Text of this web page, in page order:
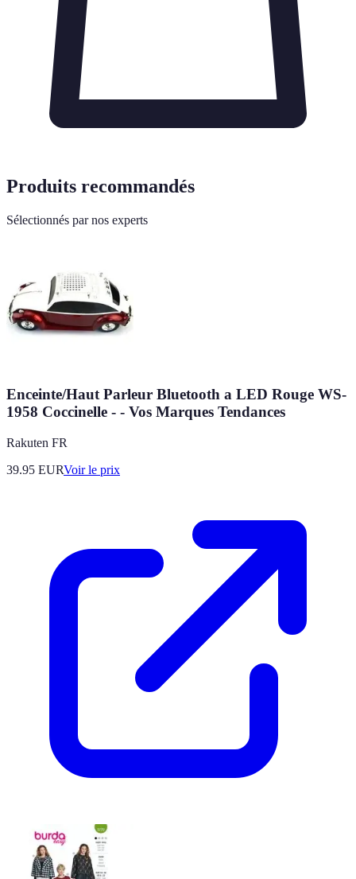
Produits recommandés
Sélectionnés par nos experts
Enceinte/Haut Parleur Bluetooth a LED Rouge WS-
1958 Coccinelle - - Vos Marques Tendances
Rakuten FR
39.95 EURVoir le prix